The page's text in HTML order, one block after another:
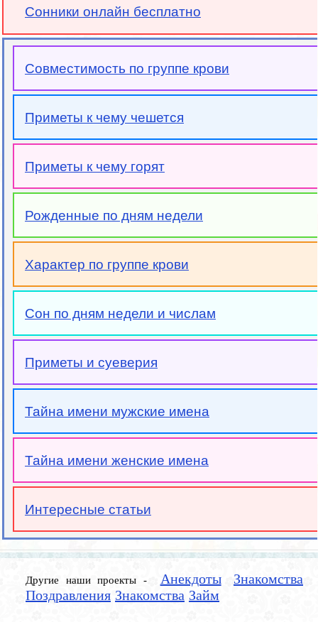
Сонники онлайн бесплатно
Совместимость по группе крови
Приметы к чему чешется
Приметы к чему горят
Рожденные по дням недели
Характер по группе крови
Сон по дням недели и числам
Приметы и суеверия
Тайна имени мужские имена
Тайна имени женские имена
Интересные статьи
Другие наши проекты - Анекдоты
Знакомства
Поздравления Знакомства Займ